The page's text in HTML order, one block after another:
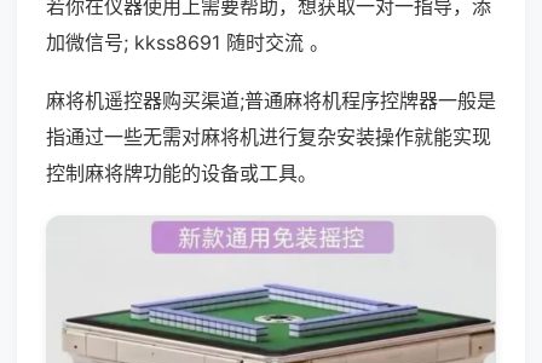
若你在仪器使用上需要帮助，想获取一对一指导，添
加微信号; kkss8691 随时交流 。
麻将机遥控器购买渠道;普通麻将机程序控牌器一般是
指通过一些无需对麻将机进行复杂安装操作就能实现
控制麻将牌功能的设备或工具。